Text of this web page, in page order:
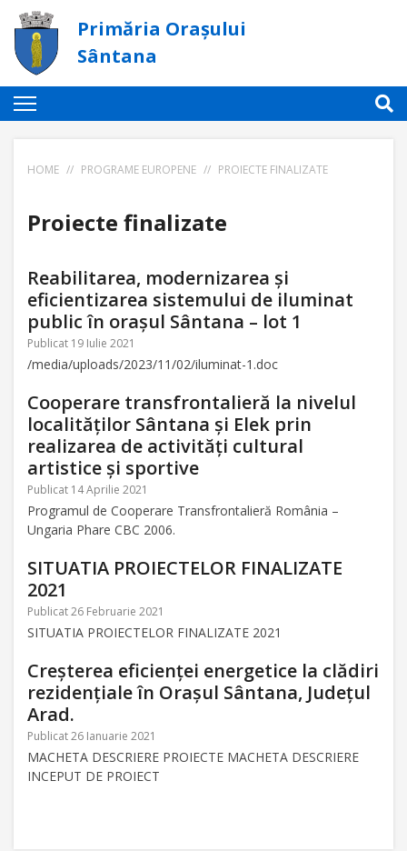
Primăria Orașului
Sântana
HOME // PROGRAME EUROPENE // PROIECTE FINALIZATE
Proiecte finalizate
Reabilitarea, modernizarea și
eficientizarea sistemului de iluminat
public în orașul Sântana – lot 1
Publicat 19 Iulie 2021
/media/uploads/2023/11/02/iluminat-1.doc
Cooperare transfrontalieră la nivelul
localităților Sântana și Elek prin
realizarea de activități cultural
artistice și sportive
Publicat 14 Aprilie 2021
Programul de Cooperare Transfrontalieră România –
Ungaria Phare CBC 2006.
SITUATIA PROIECTELOR FINALIZATE
2021
Publicat 26 Februarie 2021
SITUATIA PROIECTELOR FINALIZATE 2021
Creșterea eficienței energetice la clădiri
rezidențiale în Orașul Sântana, Județul
Arad.
Publicat 26 Ianuarie 2021
MACHETA DESCRIERE PROIECTE MACHETA DESCRIERE
INCEPUT DE PROIECT